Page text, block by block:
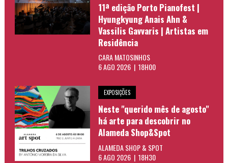
11ª edição Porto Pianofest |
Hyungkyung Anais Ahn &
Vassilis Gavvaris | Artistas em
Residência
CARA MATOSINHOS
6 AGO 2026 | 18H00
EXPOSIÇÕES
Neste "querido mês de agosto"
há arte para descobrir no
Alameda Shop&Spot
ALAMEDA SHOP & SPOT
6 AGO 2026 | 18H30